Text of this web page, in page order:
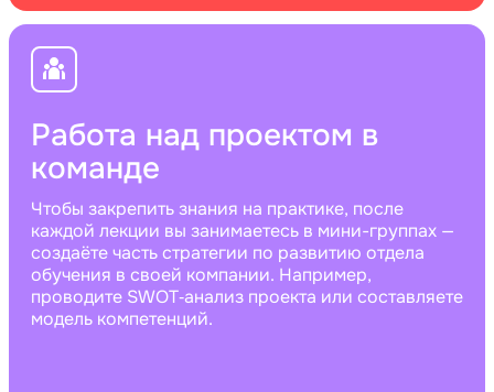
Работа над проектом в
команде
Чтобы закрепить знания на практике, после
каждой лекции вы занимаетесь в мини-группах —
создаёте часть стратегии по развитию отдела
обучения в своей компании. Например,
проводите SWOT‑анализ проекта или составляете
модель компетенций.